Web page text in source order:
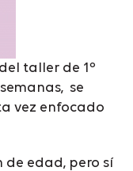
taller de 1º
se
vez enfocado
de edad, pero sí